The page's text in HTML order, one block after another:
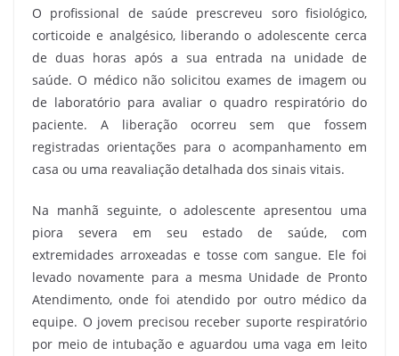
O profissional de saúde prescreveu soro fisiológico,
corticoide e analgésico, liberando o adolescente cerca
de duas horas após a sua entrada na unidade de
saúde. O médico não solicitou exames de imagem ou
de laboratório para avaliar o quadro respiratório do
paciente. A liberação ocorreu sem que fossem
registradas orientações para o acompanhamento em
casa ou uma reavaliação detalhada dos sinais vitais.
Na manhã seguinte, o adolescente apresentou uma
piora severa em seu estado de saúde, com
extremidades arroxeadas e tosse com sangue. Ele foi
levado novamente para a mesma Unidade de Pronto
Atendimento, onde foi atendido por outro médico da
equipe. O jovem precisou receber suporte respiratório
por meio de intubação e aguardou uma vaga em leito